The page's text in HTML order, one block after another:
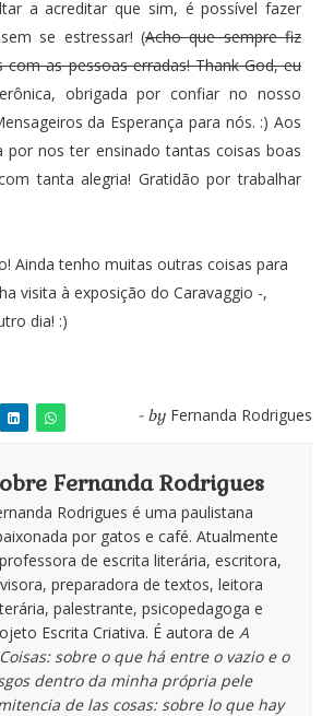
a acreditar que sim, é possível fazer
se estressar! (Acho que sempre fiz
as pessoas erradas! Thank God, eu
obrigada por confiar no nosso
da Esperança para nós. :) Aos
por nos ter ensinado tantas coisas boas
tanta alegria! Gratidão por trabalhar
Ainda tenho muitas outras coisas para
visita à exposição do Caravaggio -,
dia! :)
- by Fernanda Rodrigues
Fernanda Rodrigues
Rodrigues é uma paulistana
por gatos e café. Atualmente
de escrita literária, escritora,
preparadora de textos, leitora
palestrante, psicopedagoga e
Escrita Criativa. É autora de A
sobre o que há entre o vazio e o
dentro da minha própria pele
de las cosas: sobre lo que hay